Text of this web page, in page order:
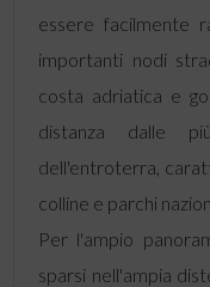
essere facilmente
importanti nodi
costa adriatica e
distanza dalle
dell'entroterra,
colline e parchi
Per l'ampio
sparsi nell'ampia